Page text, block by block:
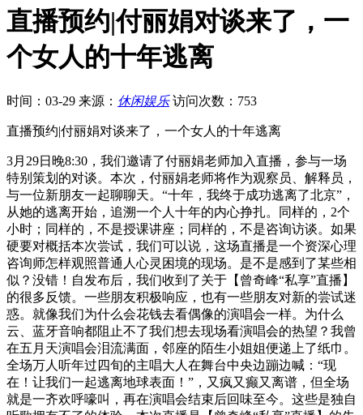
直播预约|付丽娟对谈来了，一
个女人的十年逃离
时间：03-29 来源： 休闲娱乐 访问次数：753
直播预约|付丽娟对谈来了，一个女人的十年逃离
3月29日晚8:30，我们邀请了付丽娟老师加入直播，参与一场
特别策划的对谈。本次，付丽娟老师将作为观察员、解释员，
与一位新朋友一起聊聊天。“十年，我终于成功逃离了北京”，
从她的逃离开始，追溯一个人十年的内心挣扎。同样的，2个
小时；同样的，不是授课讲座；同样的，不是咨询访谈。如果
硬要对概括本次尝试，我们可以说，这场直播是一个资深心理
咨询师怎样观照普通人心灵困境的现场。是不是感到了某些相
似？没错！自发布后，我们收到了关于【曾奇峰“私享”直播】
的很多反馈。一些朋友积极响应，也有一些朋友对新的尝试迷
惑。就像我们为什么会花钱去看偶像的演唱会一样。为什么
云、蓝牙音响都阻止不了我们想去现场看演唱会的热望？我曾
在五月天演唱会泪流满面，邻座的陌生小姐姐便递上了纸巾。
全场万人听年过四旬的主唱大人在舞台中央边蹦边喊：“现
在！让我们一起逃离地球表面！”，又疯又癫又离谱，但全场
就是一齐欢呼嚎叫，再在演唱会结束后回味至今。这些是独自